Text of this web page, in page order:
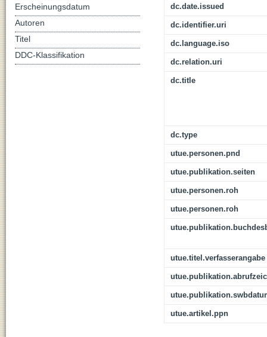
dc.date.issued
dc.identifier.uri
dc.language.iso
dc.relation.uri
dc.title
dc.type
utue.personen.pnd
utue.publikation.seiten
utue.personen.roh
utue.personen.roh
utue.titel.verfasserangabe
utue.artikel.ppn
Erscheinungsdatum
Autoren
Titel
DDC-Klassifikation